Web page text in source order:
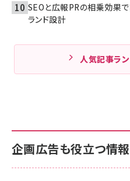
SEOと広報PRの相乗効果
ランド設計
人気記事ラ
企画広告も役立つ情報